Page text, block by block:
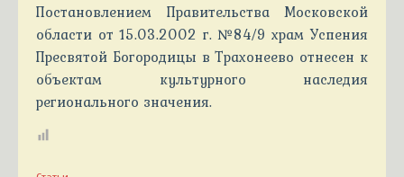
Постановлением Правительства Московской
области от 15.03.2002 г. №84/9 храм Успения
Пресвятой Богородицы в Трахонеево отнесен к
объектам культурного наследия
регионального значения.